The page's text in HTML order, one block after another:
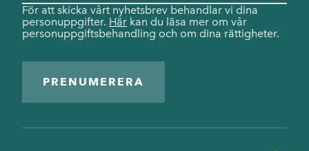
För att skicka vårt nyhetsbrev behandlar vi dina
personuppgifter. Här kan du läsa mer om vår
personuppgiftsbehandling och om dina rättigheter.
PRENUMERERA